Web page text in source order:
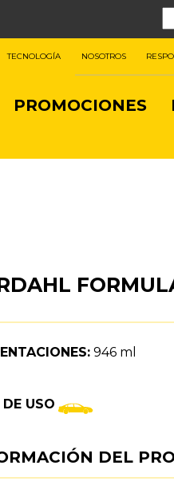
TECNOLOGÍA NOSOTROS
PROMOCIONES
946 ml
USO
DEL